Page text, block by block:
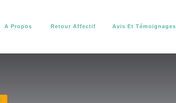
A Propos Retour Affectif Avis Et Témoignages